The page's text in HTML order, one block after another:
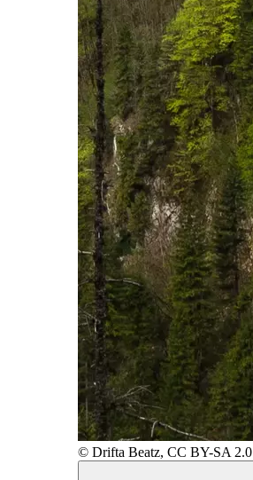
© Drifta Beatz, CC BY-SA 2.0